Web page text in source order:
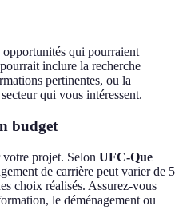
qui pourraient
inclure la recherche
pertinentes, ou la
qui vous intéressent.
budget
projet. Selon UFC-Que
de carrière peut varier de 5
choix réalisés. Assurez-vous
le déménagement ou